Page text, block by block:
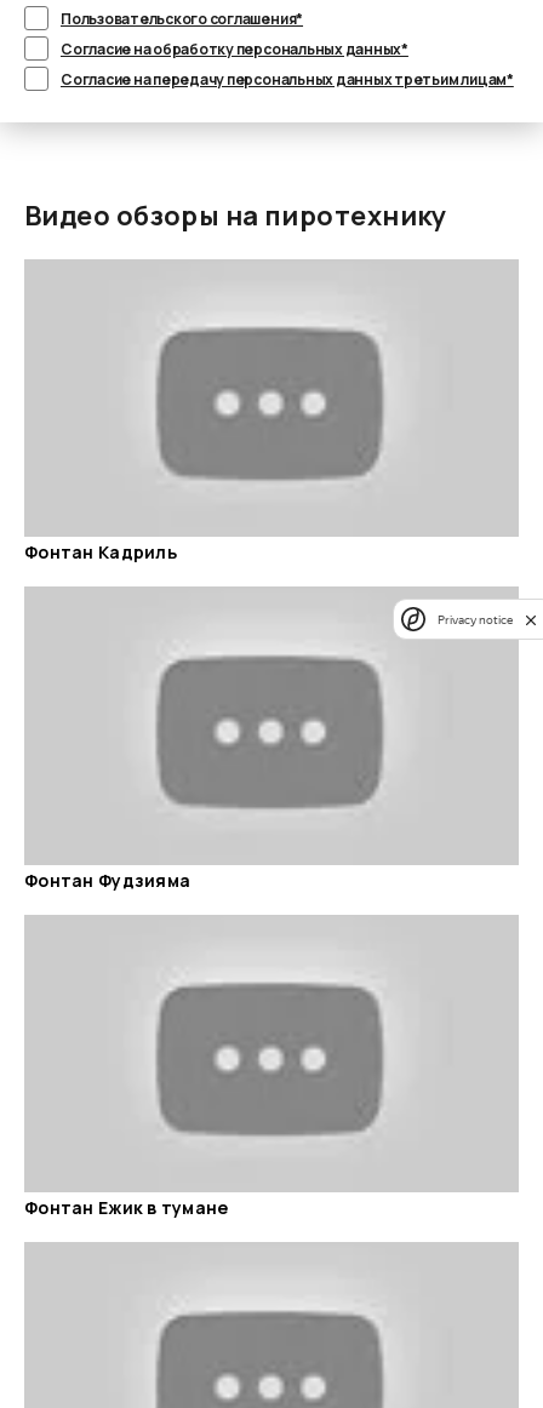
Пользовательского соглашения*
Согласие на обработку персональных данных*
Согласие на передачу персональных данных третьим лицам*
Видео обзоры на пиротехнику
Фонтан Кадриль
Фонтан Фудзияма
Фонтан Ежик в тумане
Privacy notice